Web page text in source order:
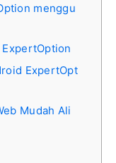
menggu
ExpertOption
ExpertOpt
Mudah Ali